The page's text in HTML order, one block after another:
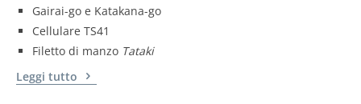
Gairai-go e Katakana-go
Cellulare TS41
Filetto di manzo Tataki
Leggi tutto